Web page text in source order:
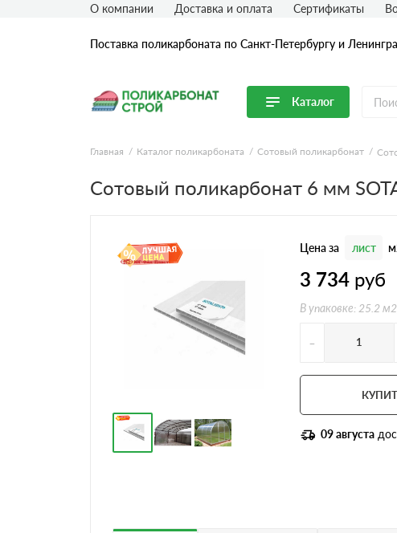
Поставка поликарбоната по Санкт-Петербургу и
Каталог
Перейти в каталог
Продуктовые линейки
Профилированный поликарбонат
Комплектующие для поликарбоната
О компании Доставка и оплата Сертификаты
Главная Каталог поликарбоната Сотовый поликарбонат
Сотовый поликарбонат 6 мм
Цена за лист
3 734 руб
В упаковке: 25.2
-
09 августа